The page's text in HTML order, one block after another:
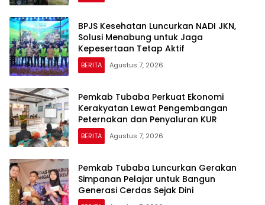
BPJS Kesehatan Luncurkan NADI JKN,
Solusi Menabung untuk Jaga
Kepesertaan Tetap Aktif
BERITA Agustus 7, 2026
Pemkab Tubaba Perkuat Ekonomi
Kerakyatan Lewat Pengembangan
Peternakan dan Penyaluran KUR
BERITA Agustus 7, 2026
Pemkab Tubaba Luncurkan Gerakan
Simpanan Pelajar untuk Bangun
Generasi Cerdas Sejak Dini